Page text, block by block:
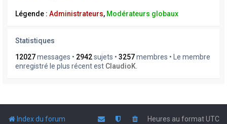
Légende : Administrateurs, Modérateurs globaux
Statistiques
12027messages • 2942sujets • 3257membres • Le membre
enregistré le plus récent est ClaudioK
Index du forum Heures au formatUTC